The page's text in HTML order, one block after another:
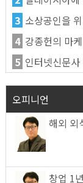
3 소상공인을
4 강종헌의 마케팅
5 인터넷신문
오피니언
해외 외
창업 1